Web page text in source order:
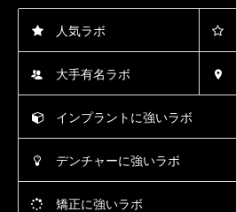
人気ラボ
大手有名ラボ
インプラントに強いラボ
デンチャーに強いラボ
矯正に強いラボ